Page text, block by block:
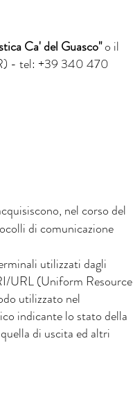
Ca' del Guasco"o il
- tel: +39 340 470
nel corso del
di comunicazione
utilizzati dagli
URL (Uniform Resource
utilizzato nel
indicante lo stato della
di uscita ed altri